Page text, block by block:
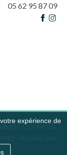
05 62 95 87 09
-Cookies &
- Réalisé par
expérience de